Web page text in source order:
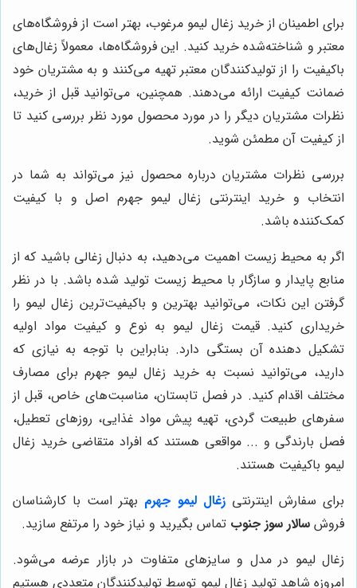
برای اطمینان از خرید زغال لیمو مرغوب، بهتر است از فروشگاه‌های
معتبر و شناخته‌شده خرید کنید. این فروشگاه‌ها، معمولاً زغال‌های
باکیفیت را از تولیدکنندگان معتبر تهیه می‌کنند و به مشتریان خود
ضمانت کیفیت ارائه می‌دهند. همچنین، می‌توانید قبل از خرید،
نظرات مشتریان دیگر را در مورد محصول مورد نظر بررسی کنید تا
از کیفیت آن مطمئن شوید.
بررسی نظرات مشتریان درباره محصول نیز می‌تواند به شما در
انتخاب و خرید اینترنتی زغال لیمو جهرم اصل و با کیفیت
کمک‌کننده باشد.
اگر به محیط زیست اهمیت می‌دهید، به دنبال زغالی باشید که از
منابع پایدار و سازگار با محیط زیست تولید شده باشد. با در نظر
گرفتن این نکات، می‌توانید بهترین و باکیفیت‌ترین زغال لیمو را
خریداری کنید. قیمت زغال لیمو به نوع و کیفیت مواد اولیه
تشکیل دهنده آن بستگی دارد. بنابراین با توجه به نیازی که
دارید، می‌توانید نسبت به خرید زغال لیمو جهرم برای مصارف
مختلف اقدام کنید. در فصل تابستان، مناسبت‌های خاص، قبل از
سفرهای طبیعت گردی، تهیه پیش مواد غذایی، روزهای تعطیل،
فصل بارندگی و ... مواقعی هستند که افراد متقاضی خرید زغال
لیمو باکیفیت هستند.
برای سفارش اینترنتیزغال لیمو جهرم بهتر است با کارشناسان
فروش سالار سوز جنوب تماس بگیرید و نیاز خود را مرتفع سازید.
زغال لیمو در مدل و سایزهای متفاوت در بازار عرضه می‌شود.
امروزه شاهد تولید زغال لیمو توسط تولیدکنندگان متعددی هستیم